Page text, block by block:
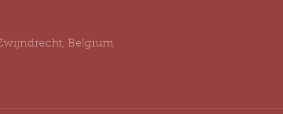
Belgium